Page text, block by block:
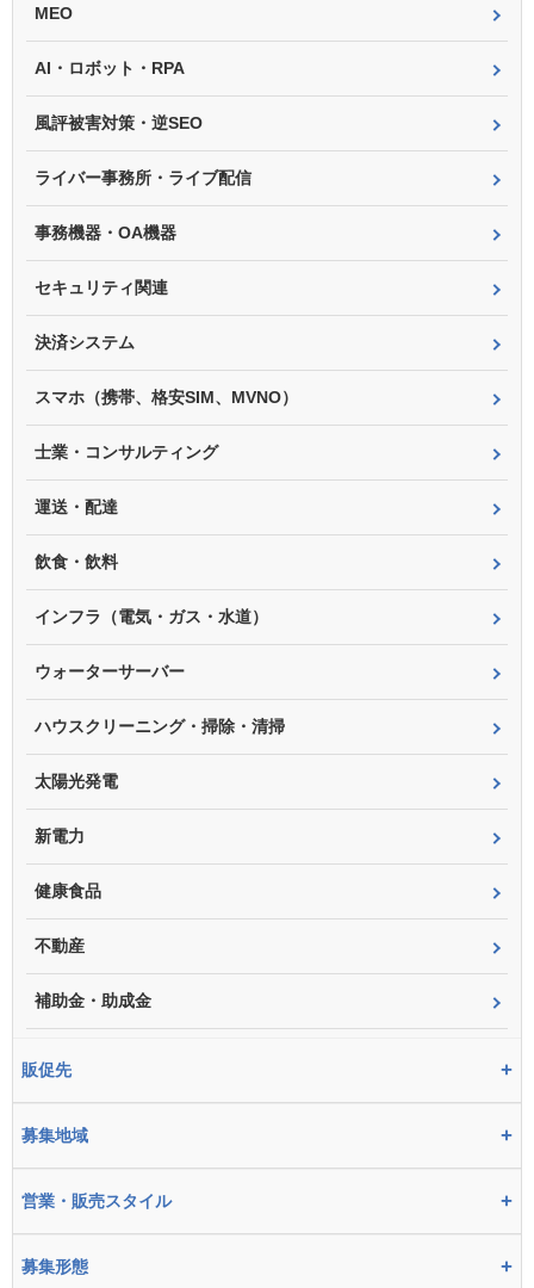
MEO
AI・ロボット・RPA
風評被害対策・逆SEO
ライバー事務所・ライブ配信
事務機器・OA機器
セキュリティ関連
決済システム
スマホ（携帯、格安SIM、MVNO）
士業・コンサルティング
運送・配達
飲食・飲料
インフラ（電気・ガス・水道）
ウォーターサーバー
ハウスクリーニング・掃除・清掃
太陽光発電
新電力
健康食品
不動産
補助金・助成金
販促先 +
募集地域 +
営業・販売スタイル +
募集形態 +